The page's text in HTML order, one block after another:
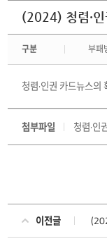
(2024) 청렴·
구분 부패
청렴·인권 카드뉴스
첨부파일 청렴·인
이전글